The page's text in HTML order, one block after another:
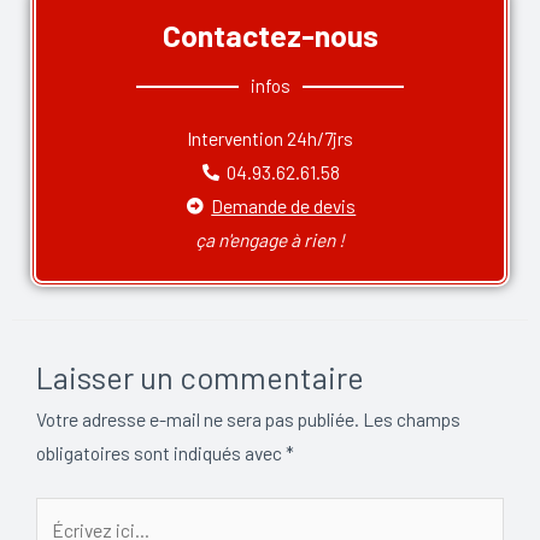
Contactez-nous
infos
Intervention 24h/7jrs
04.93.62.61.58
Demande de devis
ça n'engage à rien !
Laisser un commentaire
Votre adresse e-mail ne sera pas publiée. Les champs
obligatoires sont indiqués avec *